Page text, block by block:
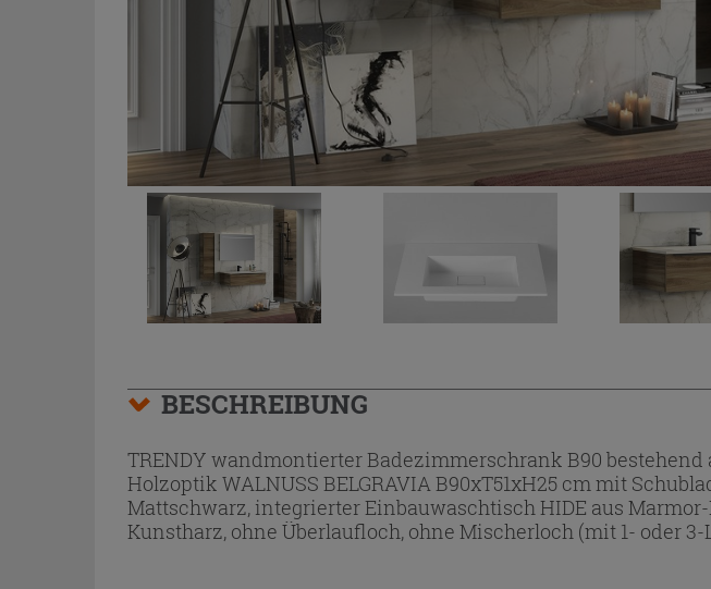
BESCHREIBUNG
TRENDY wandmontierter Badezimmerschrank B90
Holzoptik WALNUSS BELGRAVIA B90xT51xH25 cm mit
Mattschwarz, integrierter Einbauwaschtisch HIDE aus
Kunstharz, ohne Überlaufloch, ohne Mischerloch (mit 1- oder